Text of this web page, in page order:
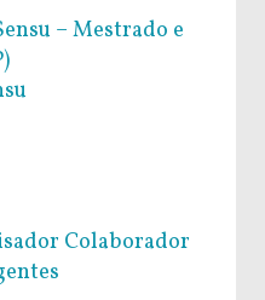
– Mestrado e
Colaborador